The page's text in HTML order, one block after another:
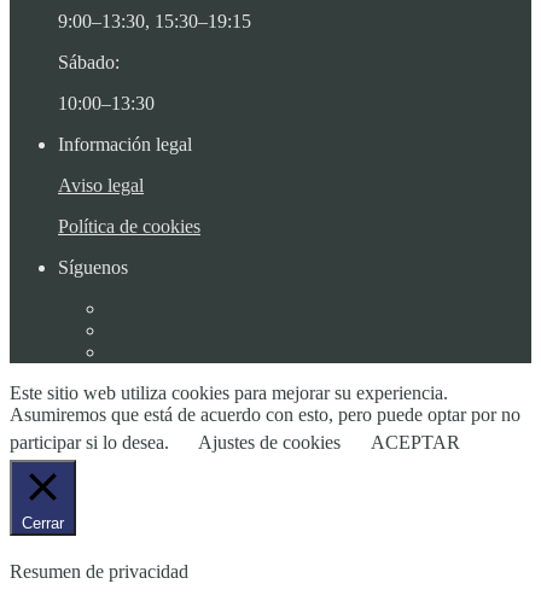
9:00–13:30, 15:30–19:15
Sábado:
10:00–13:30
Información legal
Aviso legal
Política de cookies
Síguenos
Este sitio web utiliza cookies para mejorar su experiencia.
Asumiremos que está de acuerdo con esto, pero puede optar por no
participar si lo desea.
Ajustes de cookies ACEPTAR
Cerrar
Resumen de privacidad